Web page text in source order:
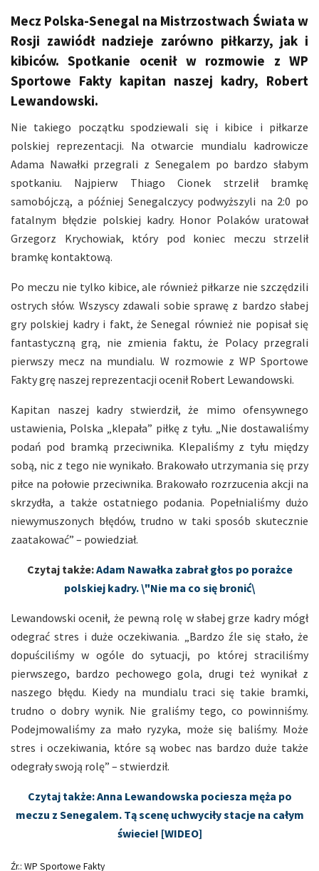
Mecz Polska-Senegal na Mistrzostwach Świata w
Rosji zawiódł nadzieje zarówno piłkarzy, jak i
kibiców. Spotkanie ocenił w rozmowie z WP
Sportowe Fakty kapitan naszej kadry, Robert
Lewandowski.
Nie takiego początku spodziewali się i kibice i piłkarze
polskiej reprezentacji. Na otwarcie mundialu kadrowicze
Adama Nawałki przegrali z Senegalem po bardzo słabym
spotkaniu. Najpierw Thiago Cionek strzelił bramkę
samobójczą, a później Senegalczycy podwyższyli na 2:0 po
fatalnym błędzie polskiej kadry. Honor Polaków uratował
Grzegorz Krychowiak, który pod koniec meczu strzelił
bramkę kontaktową.
Po meczu nie tylko kibice, ale również piłkarze nie szczędzili
ostrych słów. Wszyscy zdawali sobie sprawę z bardzo słabej
gry polskiej kadry i fakt, że Senegal również nie popisał się
fantastyczną grą, nie zmienia faktu, że Polacy przegrali
pierwszy mecz na mundialu. W rozmowie z WP Sportowe
Fakty grę naszej reprezentacji ocenił Robert Lewandowski.
Kapitan naszej kadry stwierdził, że mimo ofensywnego
ustawienia, Polska „klepała” piłkę z tyłu. „Nie dostawaliśmy
podań pod bramką przeciwnika. Klepaliśmy z tyłu między
sobą, nic z tego nie wynikało. Brakowało utrzymania się przy
piłce na połowie przeciwnika. Brakowało rozrzucenia akcji na
skrzydła, a także ostatniego podania. Popełnialiśmy dużo
niewymuszonych błędów, trudno w taki sposób skutecznie
zaatakować” – powiedział.
Czytaj także:Adam Nawałka zabrał głos po porażce
polskiej kadry. \"Nie ma co się bronić\
Lewandowski ocenił, że pewną rolę w słabej grze kadry mógł
odegrać stres i duże oczekiwania. „Bardzo źle się stało, że
dopuściliśmy w ogóle do sytuacji, po której straciliśmy
pierwszego, bardzo pechowego gola, drugi też wynikał z
naszego błędu. Kiedy na mundialu traci się takie bramki,
trudno o dobry wynik. Nie graliśmy tego, co powinniśmy.
Podejmowaliśmy za mało ryzyka, może się baliśmy. Może
stres i oczekiwania, które są wobec nas bardzo duże także
odegrały swoją rolę” – stwierdził.
Czytaj także: Anna Lewandowska pociesza męża po
meczu z Senegalem. Tą scenę uchwyciły stacje na całym
świecie! [WIDEO]
Źr.: WP Sportowe Fakty